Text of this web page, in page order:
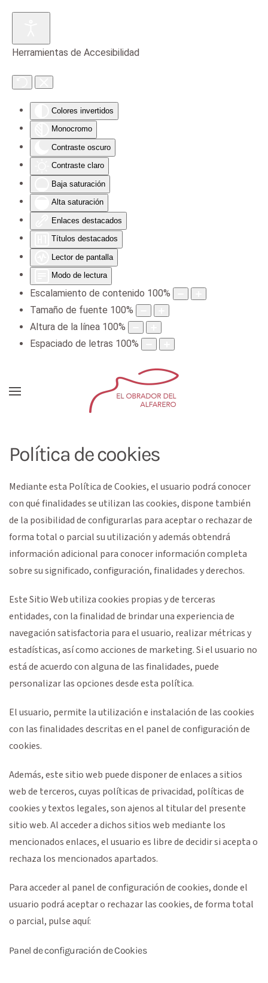
Herramientas de Accesibilidad
Colores invertidos
Monocromo
Contraste oscuro
Contraste claro
Baja saturación
Alta saturación
Enlaces destacados
Títulos destacados
Lector de pantalla
Modo de lectura
Escalamiento de contenido 100%
Tamaño de fuente 100%
Altura de la línea 100%
Espaciado de letras 100%
Política de cookies
Mediante esta Política de Cookies, el usuario podrá conocer
con qué finalidades se utilizan las cookies, dispone también
de la posibilidad de configurarlas para aceptar o rechazar de
forma total o parcial su utilización y además obtendrá
información adicional para conocer información completa
sobre su significado, configuración, finalidades y derechos.
Este Sitio Web utiliza cookies propias y de terceras
entidades, con la finalidad de brindar una experiencia de
navegación satisfactoria para el usuario, realizar métricas y
estadísticas, así como acciones de marketing. Si el usuario no
está de acuerdo con alguna de las finalidades, puede
personalizar las opciones desde esta política.
El usuario, permite la utilización e instalación de las cookies
con las finalidades descritas en el panel de configuración de
cookies.
Además, este sitio web puede disponer de enlaces a sitios
web de terceros, cuyas políticas de privacidad, políticas de
cookies y textos legales, son ajenos al titular del presente
sitio web. Al acceder a dichos sitios web mediante los
mencionados enlaces, el usuario es libre de decidir si acepta o
rechaza los mencionados apartados.
Para acceder al panel de configuración de cookies, donde el
usuario podrá aceptar o rechazar las cookies, de forma total
o parcial, pulse aquí:
Panel de configuración de Cookies